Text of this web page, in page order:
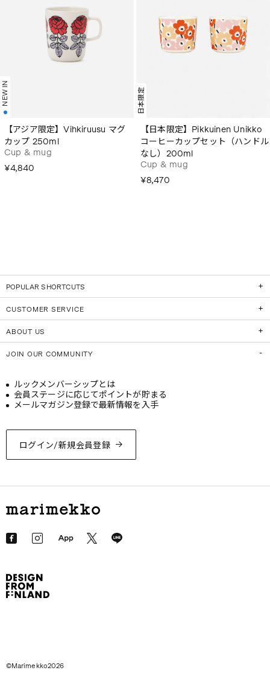
NEW IN
【アジア限定】Vihkiruusu マグ
カップ 250ml
Cup & mug
¥4,840
日本限定
【日本限定】Pikkuinen Unikko
コーヒーカップセット（ハンドル
なし）200ml
Cup & mug
¥8,470
POPULAR SHORTCUTS
CUSTOMER SERVICE
ABOUT US
JOIN OUR COMMUNITY
ログイン/新規会員登録
ルックメンバーシップとは
会員ステージに応じてポイントが貯まる
メールマガジン登録で最新情報を入手
©Marimekko2026